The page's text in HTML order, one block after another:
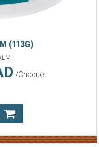
(113G)
/Chaque